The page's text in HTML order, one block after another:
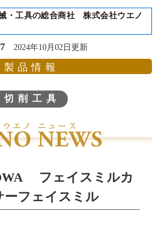
・工具の総合商社 株式会社ウエノ
2024年10月02日更新
製品情報
切削工具
フェイスミルカ
ーフェイスミル